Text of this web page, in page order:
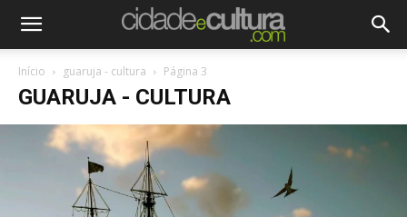
Início guaruja - cultura Página 3
GUARUJA - CULTURA